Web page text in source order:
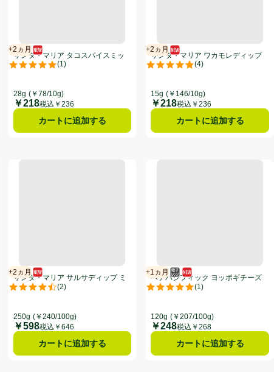
る全商品リストを表示
リック、、クリックしてこのオファーのある全商品リストを表示
。
+2ヵ月
賞味・消費期限保証：2ヵ月
新商品
(1)
評価は1件のレビューで5点中5.0点。
サンタ・マリア タコスパイスミッ
クス 28g
28g (￥78/10g)
価格
￥218税込￥236
カートに追加する
+2ヵ月
賞味・消費期限保証：2ヵ月
新商品
(4)
評価は4件のレビューで5点中4.8
サンタ・マリア ワカモレディップ
ミックス 15g
15g (￥146/10g)
価格
￥218税込￥236
カートに追加する
ニョ 215g
。
サンタ・マリア サルサディップ ミディアム 250g
+2ヵ月
賞味・消費期限保証：2ヵ月
新商品
(2)
評価は2件のレビューで5点中4.5点。
サンタ・マリア サルサディップ ミ
ディアム 250g
250g (￥240/100g)
価格
￥598税込￥646
カートに追加する
ヘテパシフィック ヨッポギチ
+1ヵ月
賞味・消費期限保証：1ヵ月
電子レンジ使用可
新商品
(1)
評価は1件のレビューで5点中5.0
ヘテパシフィック ヨッポギチーズ
味 120g
120g (￥207/100g)
価格
￥248税込￥268
カートに追加する